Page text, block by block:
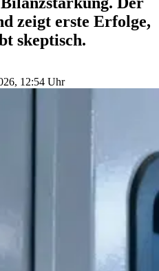
zeigt erste Erfolge,
skeptisch.
12:54 Uhr